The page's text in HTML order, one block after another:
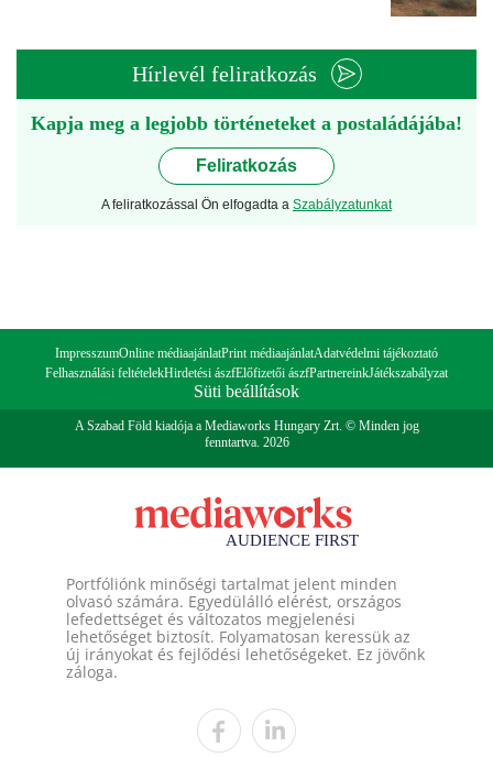
Hírlevél feliratkozás
Kapja meg a legjobb történeteket a postaládájába!
Feliratkozás
A feliratkozással Ön elfogadta a Szabályzatunkat
ImpresszumOnline médiaajánlatPrint médiaajánlatAdatvédelmi tájékoztató
Felhasználási feltételekHirdetési ászfElőfizetői ászfPartnereinkJátékszabályzat
Süti beállítások
A Szabad Föld kiadója a Mediaworks Hungary Zrt. © Minden jog
fenntartva. 2026
Portfóliónk minőségi tartalmat jelent minden
olvasó számára. Egyedülálló elérést, országos
lefedettséget és változatos megjelenési
lehetőséget biztosít. Folyamatosan keressük az
új irányokat és fejlődési lehetőségeket. Ez jövőnk
záloga.